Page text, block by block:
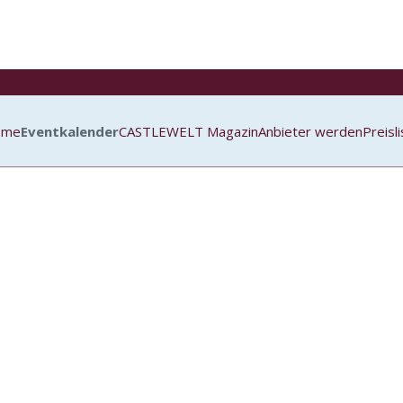
EventkalenderCASTLEWELT MagazinAnbieter werden